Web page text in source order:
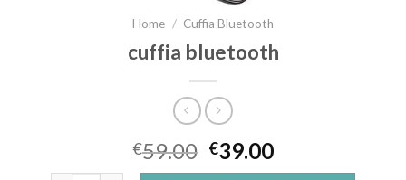
Home / Cuffia Bluetooth
cuffia bluetooth
€59.00 €39.00